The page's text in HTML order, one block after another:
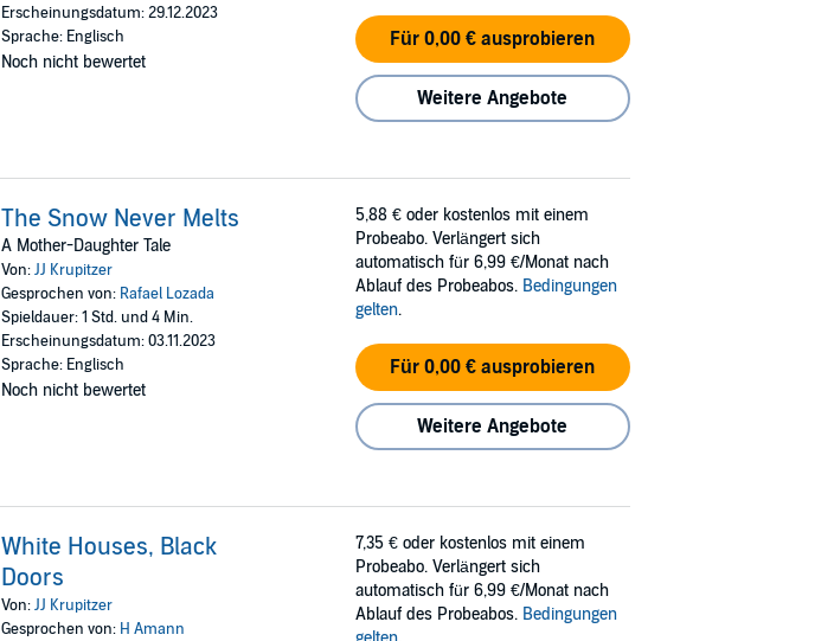
Erscheinungsdatum: 29.12.2023
Sprache: Englisch
Noch nicht bewertet
Für 0,00 € ausprobieren
Weitere Angebote
The Snow Never Melts
A Mother-Daughter Tale
Von:JJ Krupitzer
Gesprochen von: Rafael Lozada
Spieldauer: 1 Std. und 4 Min.
Erscheinungsdatum: 03.11.2023
Sprache: Englisch
Noch nicht bewertet
5,88 € oder kostenlos mit einem
Probeabo. Verlängert sich
automatisch für 6,99 €/Monat nach
Ablauf des Probeabos. Bedingungen
gelten.
Für 0,00 € ausprobieren
Weitere Angebote
White Houses, Black
Doors
Von:JJ Krupitzer
Gesprochen von: H Amann
7,35 € oder kostenlos mit einem
Probeabo. Verlängert sich
automatisch für 6,99 €/Monat nach
Ablauf des Probeabos. Bedingungen